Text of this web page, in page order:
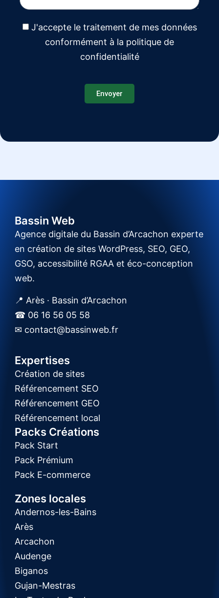
J'accepte le traitement de mes données
conformément à la politique de
confidentialité
Envoyer
Bassin Web
Agence digitale du Bassin d’Arcachon experte
en création de sites WordPress, SEO, GEO,
GSO, accessibilité RGAA et éco-conception
web.
📍 Arès · Bassin d’Arcachon
☎ 06 16 56 05 58
✉ contact@bassinweb.fr
Expertises
Création de sites
Référencement SEO
Référencement GEO
Référencement local
Packs Créations
Pack Start
Pack Prémium
Pack E-commerce
Zones locales
Andernos-les-Bains
Arès
Arcachon
Audenge
Biganos
Gujan-Mestras